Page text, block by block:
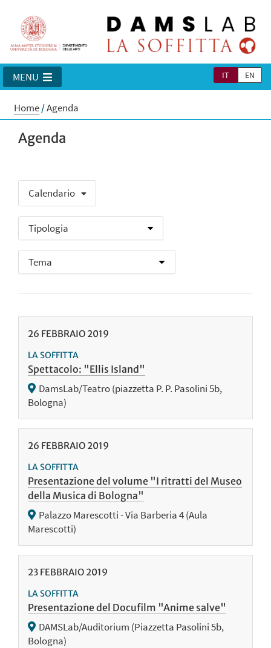
IT EN
MENU
Home/Agenda
Agenda
Calendario
26 FEBBRAIO 2019
LA SOFFITTA
Spettacolo: "Ellis Island"
DamsLab/Teatro (piazzetta P. P. Pasolini 5b,
Bologna)
26 FEBBRAIO 2019
LA SOFFITTA
Presentazione del volume "I ritratti del Museo
della Musica di Bologna"
Palazzo Marescotti - Via Barberia 4 (Aula
Marescotti)
23 FEBBRAIO 2019
LA SOFFITTA
Presentazione del Docufilm "Anime salve"
DAMSLab/Auditorium (Piazzetta Pasolini 5b,
Bologna)